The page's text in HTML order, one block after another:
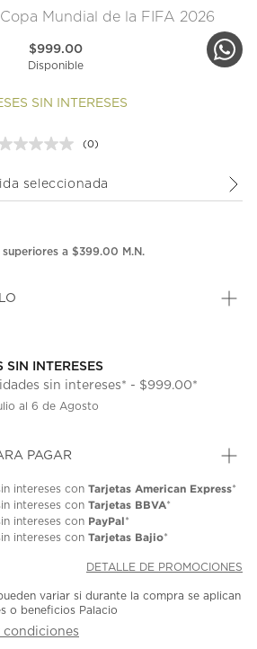
Mundial de la FIFA 2026
$999.00
Disponible
SIN INTERESES
Sin
Enlace
(0)
seleccionada
a $399.00 M.N.
SIN INTERESES
sin intereses* - $999.00*
al 6 de Agosto
PAGAR
intereses con Tarjetas American Express*
intereses con Tarjetas BBVA*
intereses con PayPal*
intereses con Tarjetas Bajio*
DETALLE DE PROMOCIONES
variar si durante la compra se aplican
o beneficios Palacio
condiciones